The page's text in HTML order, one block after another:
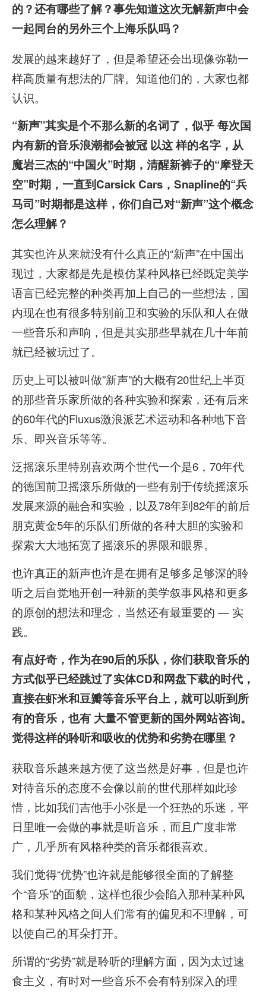
的？还有哪些了解？事先知道这次无解新声中会
一起同台的另外三个上海乐队吗？
发展的越来越好了，但是希望还会出现像弥勒一
样高质量有想法的厂牌。知道他们的，大家也都
认识。
“新声”其实是个不那么新的名词了，似乎 每次国
内有新的音乐浪潮都会被冠 以这 样的名字，从
魔岩三杰的“中国火”时期，清醒新裤子的“摩登天
空”时期，一直到Carsick Cars，Snapline的“兵
马司”时期都是这样，你们自己对“新声”这个概念
怎么理解？
其实也许从来就没有什么真正的“新声”在中国出
现过，大家都是先是模仿某种风格已经既定美学
语言已经完整的种类再加上自己的一些想法，国
内现在也有很多特别前卫和实验的乐队和人在做
一些音乐和声响，但是其实那些早就在几十年前
就已经被玩过了。
历史上可以被叫做”新声”的大概有20世纪上半页
的那些音乐家所做的各种实验和探索，还有后来
的60年代的Fluxus激浪派艺术运动和各种地下音
乐、即兴音乐等等。
泛摇滚乐里特别喜欢两个世代一个是6，70年代
的德国前卫摇滚乐所做的一些有别于传统摇滚乐
发展来源的融合和实验，以及78年到82年的前后
朋克黄金5年的乐队们所做的各种大胆的实验和
探索大大地拓宽了摇滚乐的界限和眼界。
也许真正的新声也许是在拥有足够多足够深的聆
听之后自觉地开创一种新的美学叙事风格和更多
的原创的想法和理念，当然还有最重要的 — 实
践。
有点好奇，作为在90后的乐队，你们获取音乐的
方式似乎已经跳过了实体CD和网盘下载的时代，
直接在虾米和豆瓣等音乐平台上，就可以听到所
有的音乐，也有 大量不管更新的国外网站咨询。
觉得这样的聆听和吸收的优势和劣势在哪里？
获取音乐越来越方便了这当然是好事，但是也许
对待音乐的态度不会像以前的世代那样如此珍
惜，比如我们吉他手小张是一个狂热的乐迷，平
日里唯一会做的事就是听音乐，而且广度非常
广，几乎所有风格种类的音乐都很喜欢。
我们觉得“优势”也许就是能够很全面的了解整
个“音乐”的面貌，这样也很少会陷入那种某种风
格和某种风格之间人们常有的偏见和不理解，可
以使自己的耳朵打开。
所谓的“劣势”就是聆听的理解方面，因为太过速
食主义，有时对一些音乐不会有特别深入的理